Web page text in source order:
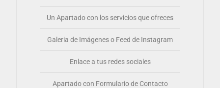
Un Apartado con los servicios que ofreces
Galeria de Imágenes o Feed de Instagram​
Enlace a tus redes sociales
Apartado con Formulario de Contacto